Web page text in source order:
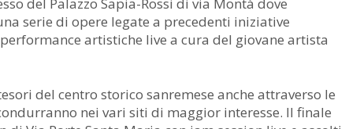
serie di opere legate a precedenti iniziative
artistiche live a cura del giovane artista
del centro storico sanremese anche attraverso le
nei vari siti di maggior interesse. Il finale